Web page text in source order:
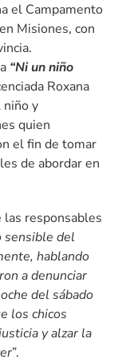
el Campamento
Misiones, con
“Ni un niño
Roxana
niño y
quien
el fin de tomar
de abordar en
las responsables
sensible del
hablando
a denunciar
del sábado
los chicos
y alzar la
”.